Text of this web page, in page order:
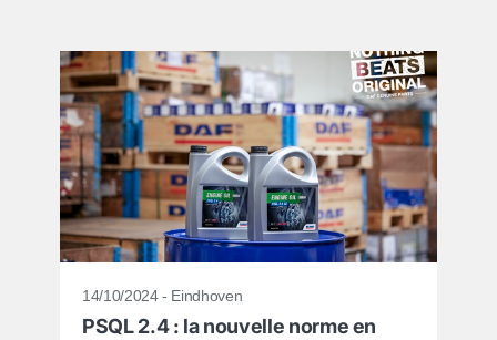
14/10/2024 - Eindhoven
PSQL 2.4 : la nouvelle norme en